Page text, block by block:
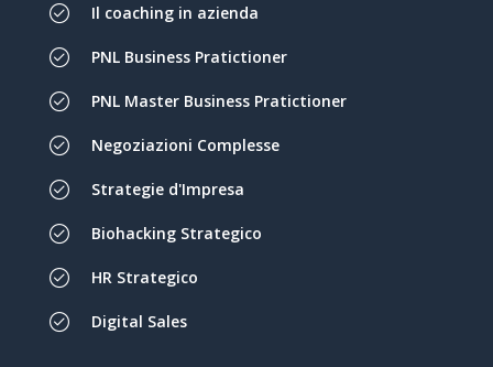
Il coaching in azienda
PNL Business Pratictioner
PNL Master Business Pratictioner
Negoziazioni Complesse
Strategie d'Impresa
Biohacking Strategico
HR Strategico
Digital Sales